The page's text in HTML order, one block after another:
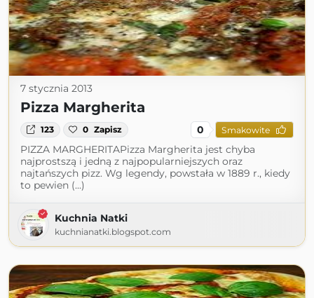
7 stycznia 2013
Pizza Margherita
123 0 Zapisz 0 Smakowite
PIZZA MARGHERITAPizza Margherita jest chyba
najprostszą i jedną z najpopularniejszych oraz
najtańszych pizz. Wg legendy, powstała w 1889 r., kiedy
to pewien (...)
Kuchnia Natki
kuchnianatki.blogspot.com